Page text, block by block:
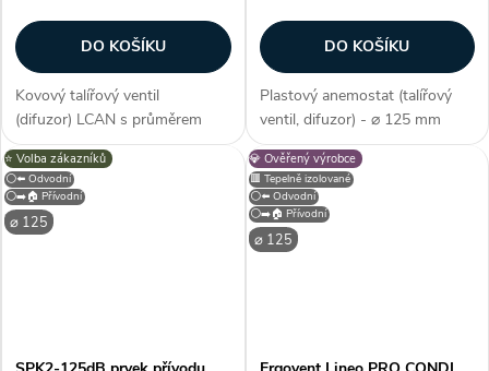
DO KOŠÍKU
Kovový talířový ventil
(difuzor) LCAN s průměrem
připojení 125 mm. S
neperforovaným čelním
panelem je určen
pro přívod a odvod vzduchu....
DO KOŠÍKU
Plastový anemostat (talířový
ventil, difuzor) - ⌀ 125 mm
(průměr), barva černá,
univerzální (přívodní i odvodní),
odolný plast , na stěnu / strop,
kruhový, regulace průtoku,...
⌀ 125
⭐️ Volba zákazníků
⚪⬅️ Odvodní
⚪➡️🏠 Přívodní
⌀ 125
💎 Ověřený výrobce
🟥 Tepelně izolované
⚪⬅️ Odvodní
⚪➡️🏠 Přívodní